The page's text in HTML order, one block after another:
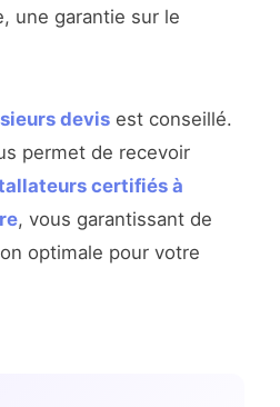
une garantie sur le
devis est conseillé.
permet de recevoir
certifiés à
, vous garantissant de
optimale pour votre